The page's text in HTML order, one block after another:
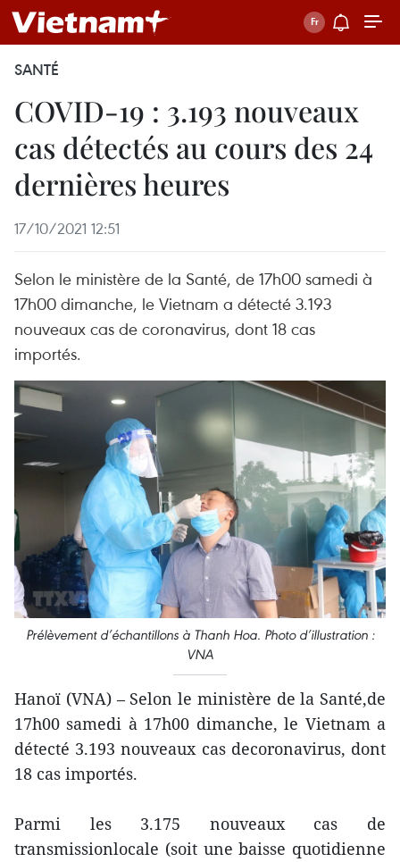
SANTÉ
COVID-19 : 3.193 nouveaux
cas détectés au cours des 24
dernières heures
17/10/2021 12:51
Selon le ministère de la Santé, de 17h00 samedi à
17h00 dimanche, le Vietnam a détecté 3.193
nouveaux cas de coronavirus, dont 18 cas
importés.
Prélèvement d’échantillons à Thanh Hoa. Photo d’illustration :
VNA
Hanoï (VNA) – Selon le ministère de la Santé,de
17h00 samedi à 17h00 dimanche, le Vietnam a
détecté 3.193 nouveaux cas decoronavirus, dont
18 cas importés.
Parmi les 3.175 nouveaux cas de
transmissionlocale (soit une baisse quotidienne